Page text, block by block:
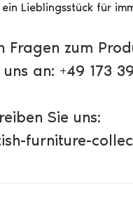
Lieblingsstück für
Fragen zum
uns an: +49 173
Sie uns:
furniture-